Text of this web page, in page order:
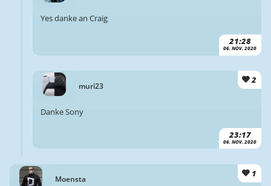
21:28
06. NOV. 2020
Yes danke an Craig
muri23
2
23:17
06. NOV. 2020
Danke Sony
Moensta
1